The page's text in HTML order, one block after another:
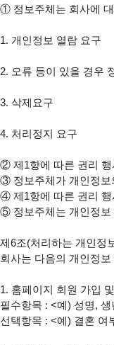
① 정보주체는 회사에
1. 개인정보 열람 요구
2. 오류 등이 있을 경우
3. 삭제요구
4. 처리정지 요구
② 제1항에 따른 권리 행
③ 정보주체가 개인정보
④ 제1항에 따른 권리 행
⑤ 정보주체는 개인정보
제6조(처리하는 개인정
회사는 다음의 개인정
1. 홈페이지 회원 가입
필수항목 : <예) 성명,
선택항목 : <예) 결혼 여